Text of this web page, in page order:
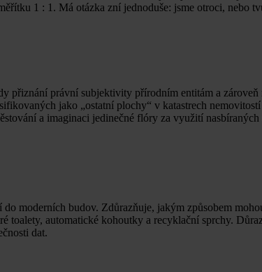
1 : 1. Má otázka zní jednoduše: jsme otroci, nebo
přiznání právní subjektivity přírodním entitám a zároveň
jako „ostatní plochy“ v katastrech
a imaginaci jedinečné flóry za využití
moderních budov. Zdůrazňuje, jakým způsobem
toalety, automatické kohoutky a recyklační sprchy.
dat.